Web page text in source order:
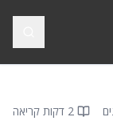
2 דקות קריאה